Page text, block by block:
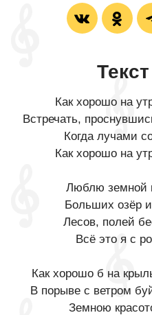
Как хорошо на
Встречать,
Когда лучами
Как хорошо на
Люблю земной
Больших озёр
Лесов, полей
Всё это я с
Как хорошо б на
В порыве с ветром
Земною